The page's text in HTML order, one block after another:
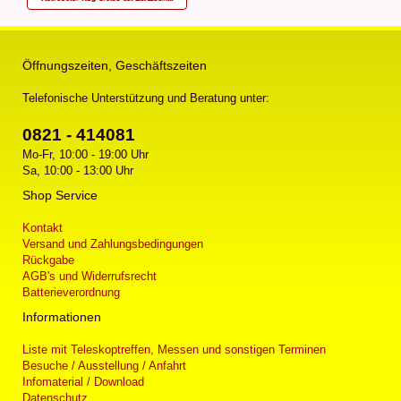
Öffnungszeiten, Geschäftszeiten
Telefonische Unterstützung und Beratung unter:
0821 - 414081
Mo-Fr, 10:00 - 19:00 Uhr
Sa, 10:00 - 13:00 Uhr
Shop Service
Kontakt
Versand und Zahlungsbedingungen
Rückgabe
AGB's und Widerrufsrecht
Batterieverordnung
Informationen
Liste mit Teleskoptreffen, Messen und sonstigen Terminen
Besuche / Ausstellung / Anfahrt
Infomaterial / Download
Datenschutz